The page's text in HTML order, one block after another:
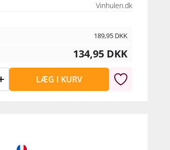
Vinhulen.dk
189,95 DKK
134,95 DKK
LÆG I KURV